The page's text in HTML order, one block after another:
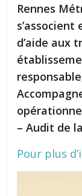
Rennes
d’aide aux
– Audit de
Pour plus